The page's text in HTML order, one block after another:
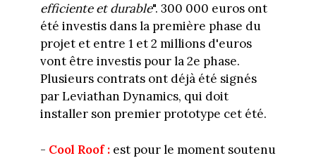
efficiente et durable". 300 000 euros ont
été investis dans la première phase du
projet et entre 1 et 2 millions d'euros
vont être investis pour la 2e phase.
Plusieurs contrats ont déjà été signés
par Leviathan Dynamics, qui doit
installer son premier prototype cet été.
- Cool Roof :est pour le moment soutenu